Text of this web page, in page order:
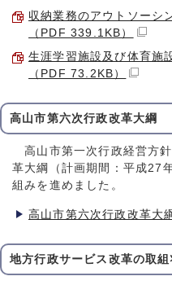
収納業務のアウトソーシ
（PDF 339.1KB）
生涯学習施設及び体育施
（PDF 73.2KB）
高山市第六次行政改革大綱
高山市第一次行政経営方
革大綱（計画期間：平成27
組みを進めました。
高山市第六次行政改革大
地方行政サービス改革の取組